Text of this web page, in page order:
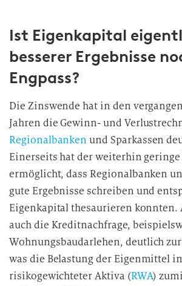
Ist Eigenkapital
besserer Ergebnisse
Engpass?
Die Zinswende hat in den
Jahren die Gewinn- und
Regionalbanken und Sparkassen
Einerseits hat der weiterhin
ermöglicht, dass Regionalbanken
gute Ergebnisse schreiben und
Eigenkapital thesaurieren konnten.
auch die Kreditnachfrage,
Wohnungsbaudarlehen, deutlich
was die Belastung der Eigenmittel
risikogewichteter Aktiva (RWA)